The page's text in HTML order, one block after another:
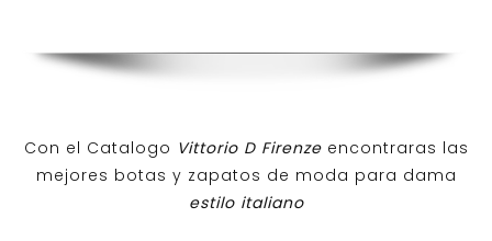
Con el Catalogo Vittorio D Firenzeencontraras las
mejores botas y zapatos de moda para dama
estilo italiano